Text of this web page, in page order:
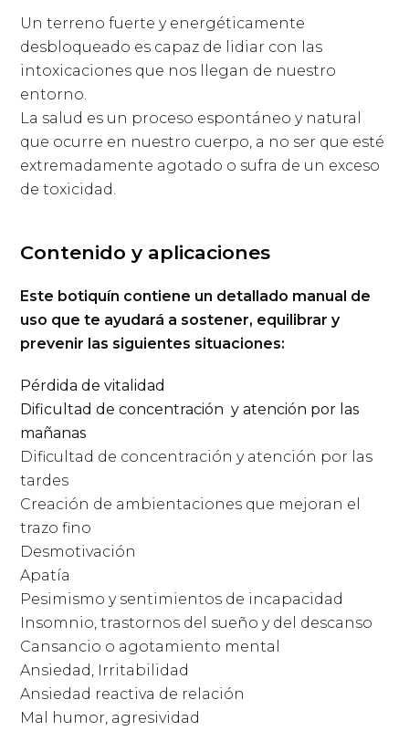
Un terreno fuerte y energéticamente
desbloqueado es capaz de lidiar con las
intoxicaciones que nos llegan de nuestro
entorno.
La salud es un proceso espontáneo y natural
que ocurre en nuestro cuerpo, a no ser que esté
extremadamente agotado o sufra de un exceso
de toxicidad.
Contenido y aplicaciones
Este botiquín contiene un detallado manual de
uso que te ayudará a sostener, equilibrar y
prevenir las siguientes situaciones:
Pérdida de vitalidad
Dificultad de concentración y atención por las
mañanas
Dificultad de concentración y atención por las
tardes
Creación de ambientaciones que mejoran el
trazo fino
Desmotivación
Apatía
Pesimismo y sentimientos de incapacidad
Insomnio, trastornos del sueño y del descanso
Cansancio o agotamiento mental
Ansiedad, Irritabilidad
Ansiedad reactiva de relación
Mal humor, agresividad